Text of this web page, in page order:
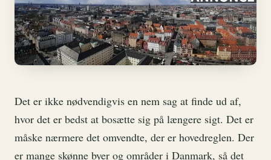
Det er ikke nødvendigvis en nem sag at finde ud af,
hvor det er bedst at bosætte sig på længere sigt. Det er
måske nærmere det omvendte, der er hovedreglen. Der
er mange skønne byer og områder i Danmark, så det